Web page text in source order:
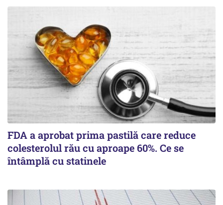
FDA a aprobat prima pastilă care reduce
colesterolul rău cu aproape 60%. Ce se
întâmplă cu statinele